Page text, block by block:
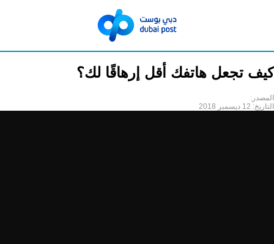
كيف تجعل هاتفك أقل إرهاقًا لك؟
المصدر:
التاريخ: 12 ديسمبر 2018